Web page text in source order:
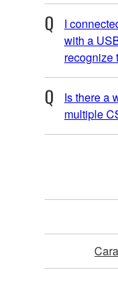
I
with a
recognize
Is there a
multiple